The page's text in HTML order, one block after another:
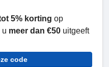
5% korting op
u meer dan €50 uitgeeft
code